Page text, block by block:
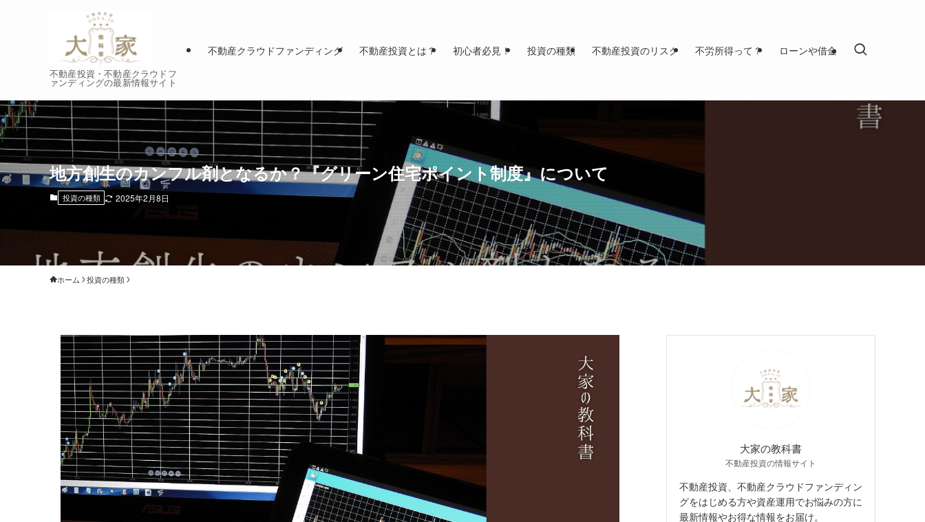
不動産投資・不動産クラウドフ
ァンディングの最新情報サイト
不動産クラウドファンディング 不動産投資とは？ 初心者必見！ 投資の種類 不動産投資のリスク 不労所得って？ ローンや借金
地方創生のカンフル剤となるか？『グリーン住宅ポイント制度』について
投資の種類 2025年2月8日
ホーム 投資の種類
大家の教科書
不動産投資の情報サイト
不動産投資、不動産クラウドファンディン
グをはじめる方や資産運用でお悩みの方に
最新情報やお得な情報をお届け。